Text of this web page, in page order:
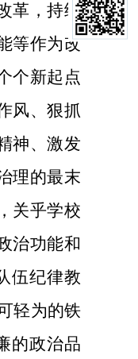
革，持续
等作为改
个新起点
风、狠抓
神、激发
理的最末
关乎学校
治功能和
伍纪律教
轻为的铁
的政治品